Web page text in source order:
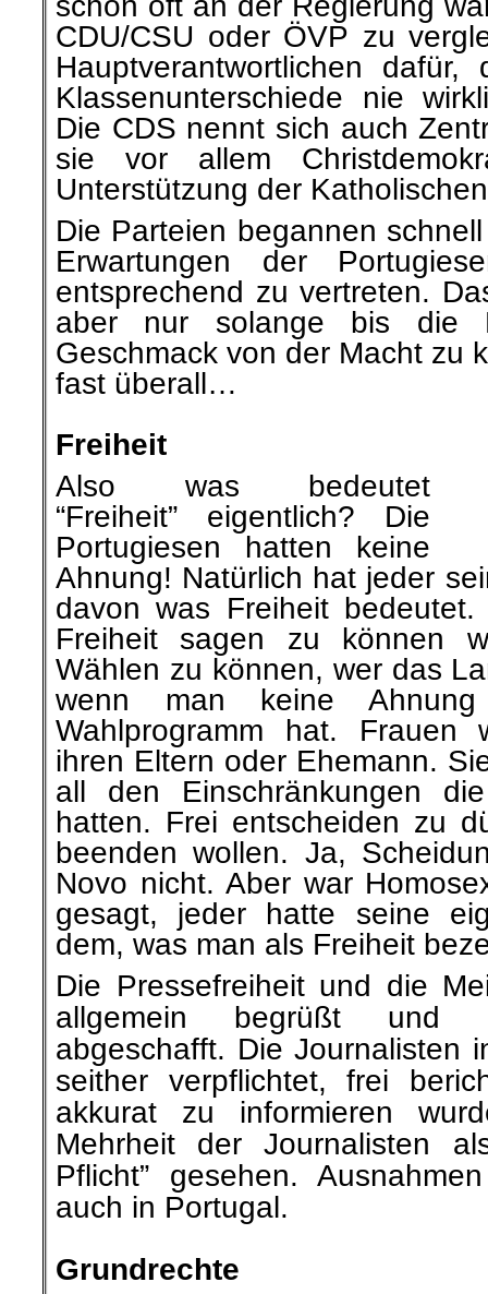
CDU/CSU oder ÖVP zu
Hauptverantwortlichen
Klassenunterschiede nie
Die CDS nennt sich auch
sie vor allem
Unterstützung der
Die Parteien begannen
Erwartungen der
entsprechend zu vertreten.
aber nur solange bis die
Geschmack von der Macht zu
fast überall…
Freiheit
Also was bedeutet
“Freiheit” eigentlich? Die
Portugiesen hatten keine
Ahnung! Natürlich hat jeder
davon was Freiheit
Freiheit sagen zu können
Wählen zu können, wer das
wenn man keine
Wahlprogramm hat. Frauen
ihren Eltern oder Ehemann.
all den Einschränkungen
hatten. Frei entscheiden zu
beenden wollen. Ja,
Novo nicht. Aber war
gesagt, jeder hatte seine
dem, was man als Freiheit
Die Pressefreiheit und die
allgemein begrüßt und
abgeschafft. Die Journalisten
seither verpflichtet, frei
akkurat zu informieren
Mehrheit der Journalisten
Pflicht” gesehen.
auch in Portugal.
Grundrechte